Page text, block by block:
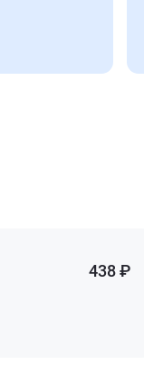
438 ₽
438 ₽
438 ₽
438 ₽